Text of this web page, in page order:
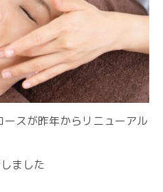
スが昨年からリニューアル
ました